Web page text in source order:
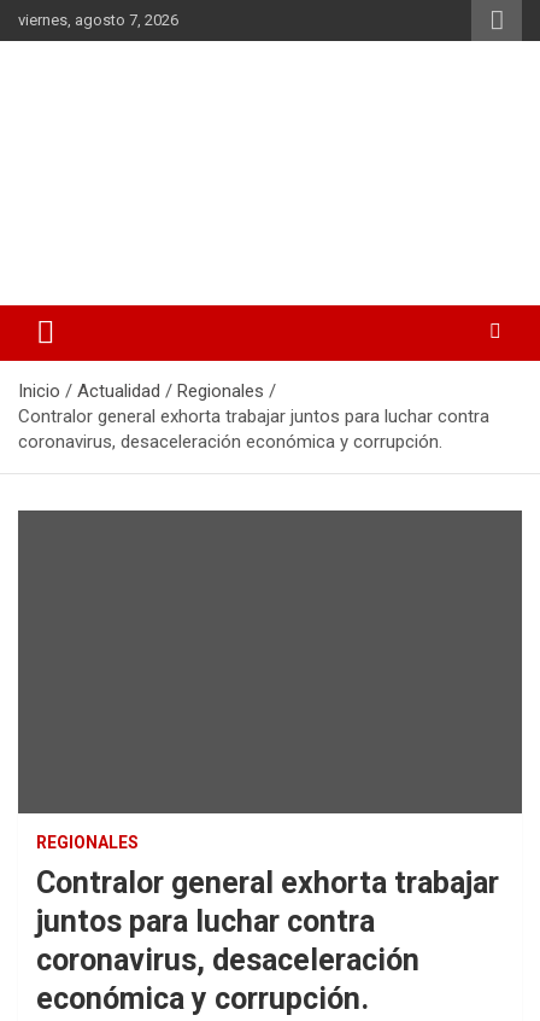
Saltar
al
viernes, agosto 7, 2026
Inicio Actualidad
Regionales
Contralor general exhorta trabajar juntos para luchar contra
coronavirus, desaceleración económica y corrupción.
REGIONALES
Contralor general exhorta trabajar
juntos para luchar contra
coronavirus, desaceleración
económica y corrupción.